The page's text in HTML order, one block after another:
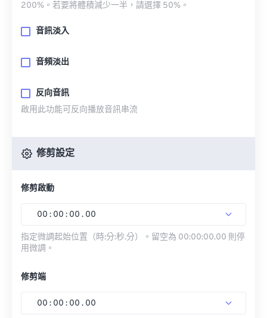
200%。若要將體積減少一半，請選擇 50%。
音訊淡入
音頻淡出
反向音訊
啟用此功能可反向播放音訊串流
修剪設定
修剪啟動
00 : 00 : 00 . 00
指定微調起始位置（時:分:秒.分）。留空為 00:00:00.00 則停
用微調。
修剪端
00 : 00 : 00 . 00